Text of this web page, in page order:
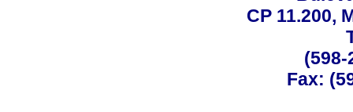
CP 11.200,
(598-
Fax: